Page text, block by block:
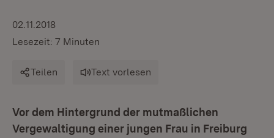
02.11.2018
Lesezeit: 7 Minuten
Teilen Text vorlesen
Vor dem Hintergrund der mutmaßlichen
Vergewaltigung einer jungen Frau in Freiburg